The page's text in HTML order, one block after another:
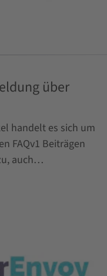
über
handelt es sich um
FAQv1 Beiträgen
auch…